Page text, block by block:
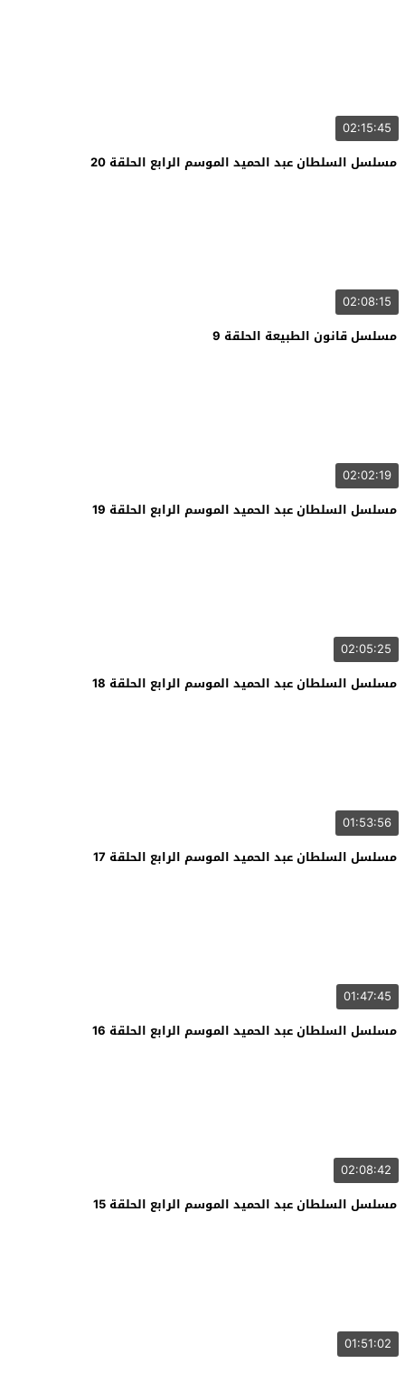
02:15:45
مسلسل السلطان عبد الحميد الموسم الرابع الحلقة 20
02:08:15
مسلسل قانون الطبيعة الحلقة 9
02:02:19
مسلسل السلطان عبد الحميد الموسم الرابع الحلقة 19
02:05:25
مسلسل السلطان عبد الحميد الموسم الرابع الحلقة 18
01:53:56
مسلسل السلطان عبد الحميد الموسم الرابع الحلقة 17
01:47:45
مسلسل السلطان عبد الحميد الموسم الرابع الحلقة 16
02:08:42
مسلسل السلطان عبد الحميد الموسم الرابع الحلقة 15
01:51:02